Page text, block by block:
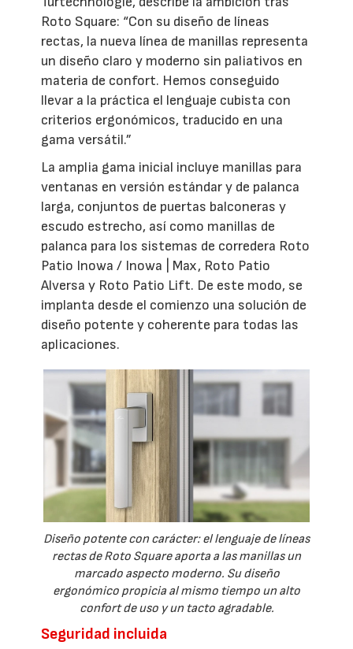
Roto Square: “Con su diseño de líneas
rectas, la nueva línea de manillas representa
un diseño claro y moderno sin paliativos en
materia de confort. Hemos conseguido
llevar a la práctica el lenguaje cubista con
criterios ergonómicos, traducido en una
gama versátil.”
La amplia gama inicial incluye manillas para
ventanas en versión estándar y de palanca
larga, conjuntos de puertas balconeras y
escudo estrecho, así como manillas de
palanca para los sistemas de corredera Roto
Patio Inowa / Inowa | Max, Roto Patio
Alversa y Roto Patio Lift. De este modo, se
implanta desde el comienzo una solución de
diseño potente y coherente para todas las
aplicaciones.
Diseño potente con carácter: el lenguaje de líneas
rectas de Roto Square aporta a las manillas un
marcado aspecto moderno. Su diseño
ergonómico propicia al mismo tiempo un alto
confort de uso y un tacto agradable.
Seguridad incluida